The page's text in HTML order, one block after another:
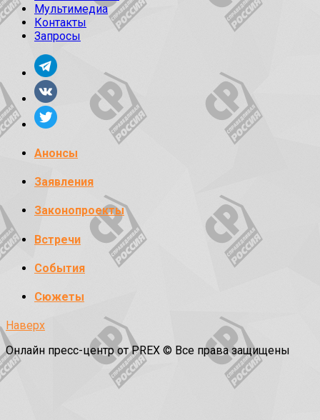
Мультимедиа
Контакты
Запросы
Анонсы
Заявления
Законопроекты
Встречи
События
Сюжеты
Наверх
Онлайн пресс-центр от PREX © Все права защищены